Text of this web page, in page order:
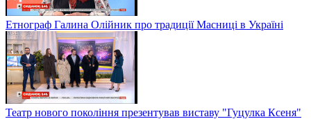
Етнограф Галина Олійник про традиції Масниці в Україні
Театр нового покоління презентував виставу "Гуцулка Ксеня"